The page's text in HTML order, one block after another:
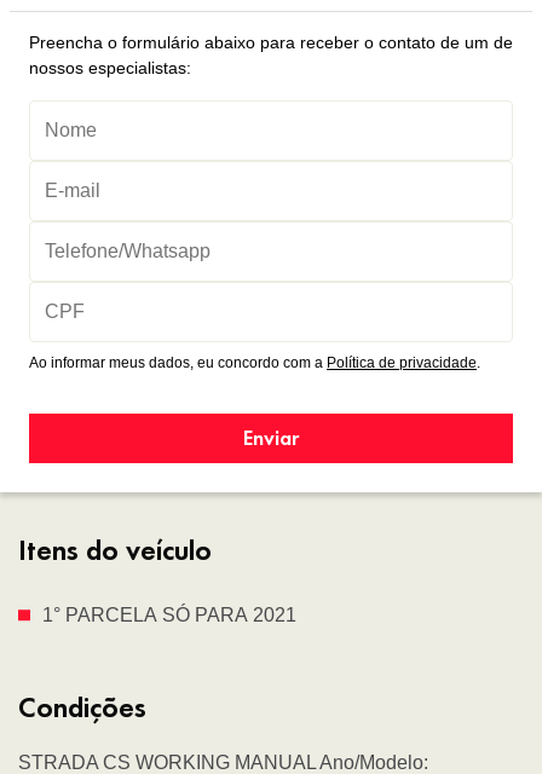
Itens do veículo
1° PARCELA SÓ PARA 2021
Condições
STRADA CS WORKING MANUAL Ano/Modelo:
Preencha o formulário abaixo para receber o contato de um de
nossos especialistas:
Ao informar meus dados, eu concordo com a Política de privacidade
Enviar